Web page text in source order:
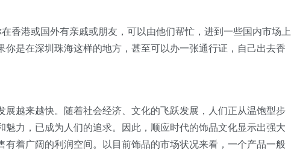
港或国外有亲戚或朋友，可以由他们帮忙，进到一些国内市场上
是在深圳珠海这样的地方，甚至可以办一张通行证，自己出去香
越来越快。随着社会经济、文化的飞跃发展，人们正从温饱型步
魅力，已成为人们的追求。因此，顺应时代的饰品文化显示出强大
有着广阔的利润空间。以目前饰品的市场状况来看，一个产品一般